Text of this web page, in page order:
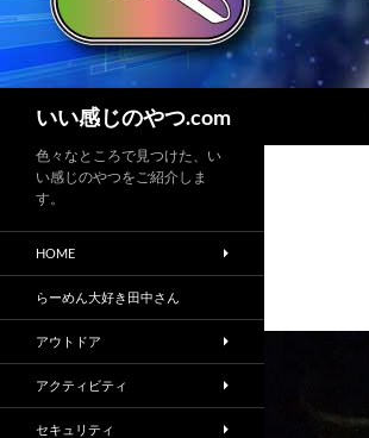
いい感じのやつ.com
色々なところで見つけた、い
い感じのやつをご紹介しま
す。
HOME
らーめん大好き田中さん
アウトドア
アクティビティ
セキュリティ